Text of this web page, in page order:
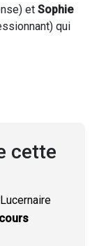
et Sophie
qui
cette